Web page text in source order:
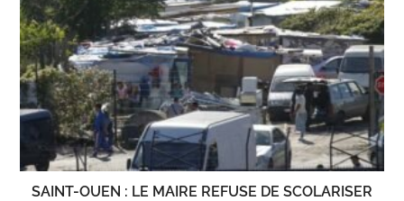
SAINT-OUEN : LE MAIRE REFUSE DE SCOLARISER